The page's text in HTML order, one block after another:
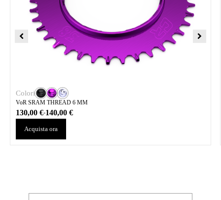
Colori
VoR SRAM THREAD 6 MM
130,00€-140,00€
Acquista ora